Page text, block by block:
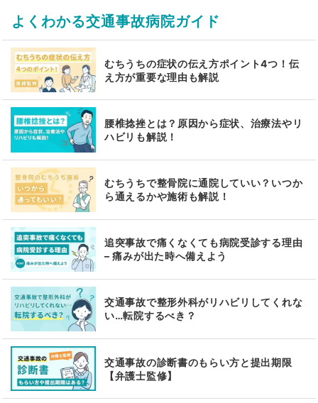
よくわかる交通事故病院ガイド
むちうちの症状の伝え方ポイント4つ！伝
え方が重要な理由も解説
腰椎捻挫とは？原因から症状、治療法やリ
ハビリも解説！
むちうちで整骨院に通院していい？いつか
ら通えるかや施術も解説！
追突事故で痛くなくても病院受診する理由
– 痛みが出た時へ備えよう
交通事故で整形外科がリハビリしてくれな
い…転院するべき？
交通事故の診断書のもらい方と提出期限
【弁護士監修】